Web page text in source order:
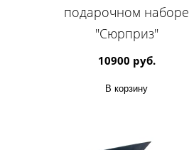
подарочном наборе
"Сюрприз"
10900 руб.
В корзину